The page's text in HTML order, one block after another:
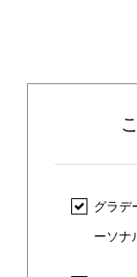
グラデ
ーソナ